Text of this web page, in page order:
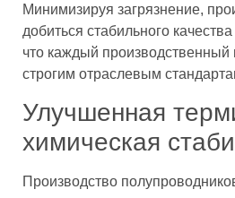
Минимизируя загрязнение,
добиться стабильного
что каждый производственный
строгим отраслевым
Улучшенная
химическая
Производство